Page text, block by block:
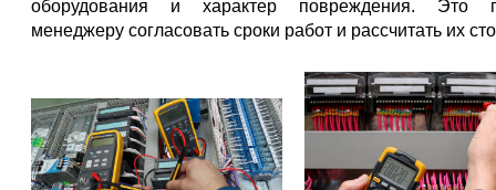
оборудования и характер повреждения. Это
менеджеру согласовать сроки работ и рассчитать их